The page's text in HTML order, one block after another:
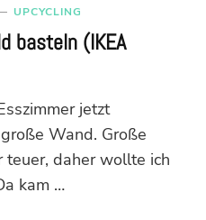
UPCYCLING
basteln (IKEA
jetzt
Wand. Große
teuer, daher wollte ich
kam …